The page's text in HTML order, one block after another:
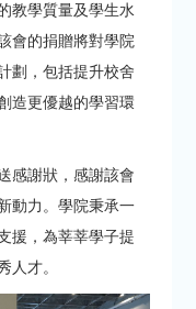
教學質量及學生水
會的捐贈將對學院
劃，包括提升校舍
造更優越的學習環
感謝狀，感謝該會
動力。學院秉承一
援，為莘莘學子提
人才。